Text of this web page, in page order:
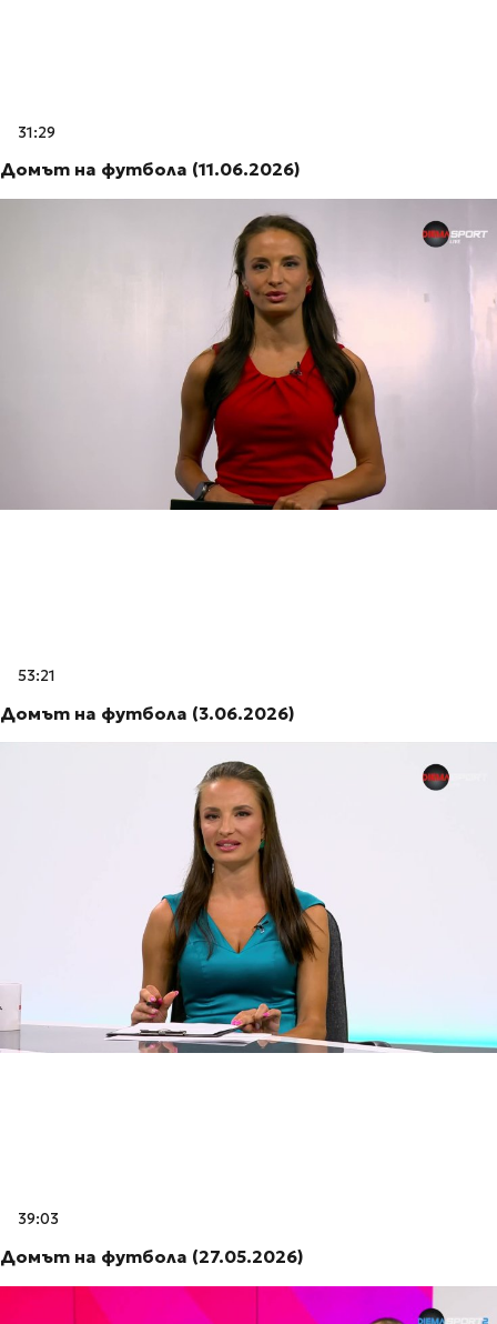
31:29
Домът на футбола (11.06.2026)
53:21
Домът на футбола (3.06.2026)
39:03
Домът на футбола (27.05.2026)